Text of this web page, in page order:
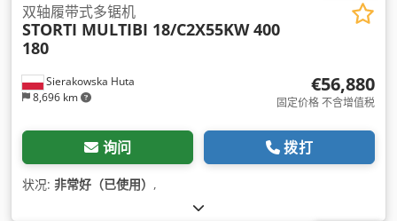
Sierakowska Huta
8,696 km
双轴履带式多锯机
STORTI MULTIBI 18/C2X55KW 400
180
€56,880
固定价格 不含增值税
询问 拨打
状况: 非常好（已使用） ,